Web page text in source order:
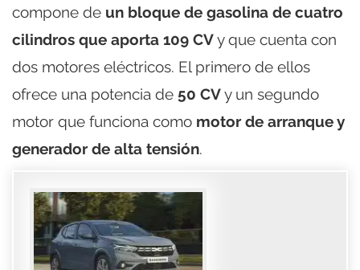
compone de un bloque de gasolina de cuatro
cilindros que aporta 109 CVy que cuenta con
dos motores eléctricos. El primero de ellos
ofrece una potencia de 50 CVy un segundo
motor que funciona como motor de arranque y
generador de alta tensión.